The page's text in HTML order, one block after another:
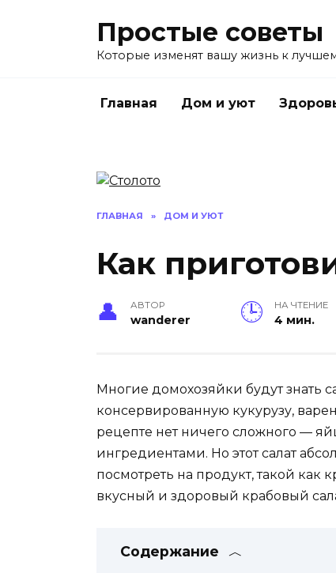
Простые советы
Которые изменят вашу жизнь к
Главная Дом и уют
ГЛАВНАЯ » ДОМ И УЮТ
Как
АВТОР
wanderer
НА ЧТЕНИЕ
4 мин.
Многие домохозяйки будут знать
консервированную кукурузу,
рецепте нет ничего сложного —
ингредиентами. Но этот салат
посмотреть на продукт, такой как
вкусный и здоровый крабовый
Содержание